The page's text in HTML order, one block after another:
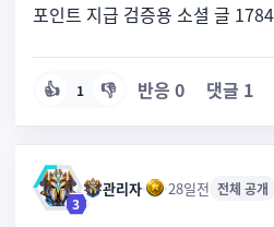
포인트 지급 검증용 소셜 글
👍 1 👎 반응 0 댓글 1
3
관리자· ·28일전 전체 공개